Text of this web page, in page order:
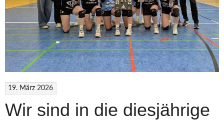
19. März 2026
Wir sind in die diesjährige